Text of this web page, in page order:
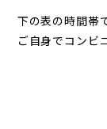
下の表の時間帯
ご自身でコンビ